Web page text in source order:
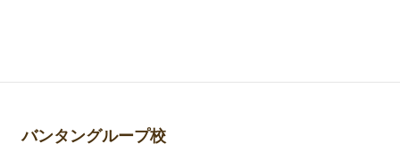
バンタングループ校